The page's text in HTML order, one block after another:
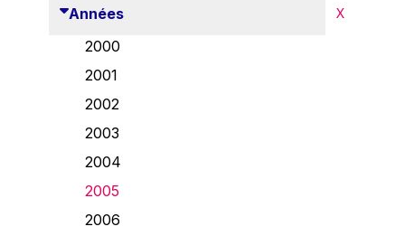
Années X
2000
2001
2002
2003
2004
2005
2006